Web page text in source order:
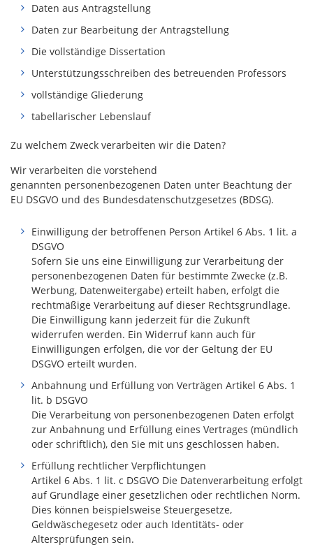
Daten aus Antragstellung
Daten zur Bearbeitung der Antragstellung
Die vollständige Dissertation
Unterstützungsschreiben des betreuenden Professors
vollständige Gliederung
tabellarischer Lebenslauf
Zu welchem Zweck verarbeiten wir die Daten?
Wir verarbeiten die vorstehend
genannten personenbezogenen Daten unter Beachtung der
EU DSGVO und des Bundesdatenschutzgesetzes (BDSG).
Einwilligung der betroffenen Person Artikel 6 Abs. 1 lit. a
DSGVO
Sofern Sie uns eine Einwilligung zur Verarbeitung der
personenbezogenen Daten für bestimmte Zwecke (z.B.
Werbung, Datenweitergabe) erteilt haben, erfolgt die
rechtmäßige Verarbeitung auf dieser Rechtsgrundlage.
Die Einwilligung kann jederzeit für die Zukunft
widerrufen werden. Ein Widerruf kann auch für
Einwilligungen erfolgen, die vor der Geltung der EU
DSGVO erteilt wurden.
Anbahnung und Erfüllung von Verträgen Artikel 6 Abs. 1
lit. b DSGVO
Die Verarbeitung von personenbezogenen Daten erfolgt
zur Anbahnung und Erfüllung eines Vertrages (mündlich
oder schriftlich), den Sie mit uns geschlossen haben.
Erfüllung rechtlicher Verpflichtungen
Artikel 6 Abs. 1 lit. c DSGVO Die Datenverarbeitung erfolgt
auf Grundlage einer gesetzlichen oder rechtlichen Norm.
Dies können beispielsweise Steuergesetze,
Geldwäschegesetz oder auch Identitäts- oder
Altersprüfungen sein.